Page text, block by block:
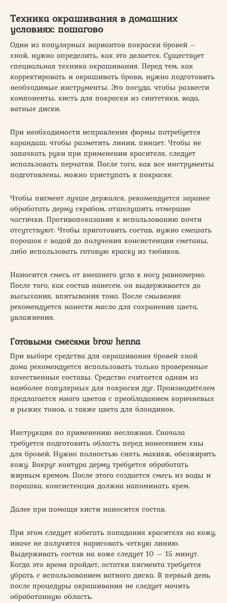
Техника окрашивания в домашних
условиях: пошагово
Один из популярных вариантов покраски бровей –
хной, нужно определить, как это делается. Существует
специальная техника окрашивания. Перед тем, как
корректировать и окрашивать брови, нужно подготовить
необходимые инструменты. Это посуда, чтобы развести
компоненты, кисть для покраски из синтетики, вода,
ватные диски.
При необходимости исправления формы потребуется
карандаш, чтобы разметить линии, пинцет. Чтобы не
запачкать руки при применении красителя, следует
использовать перчатки. После того, как все инструменты
подготовлены, можно приступать к покраске.
Чтобы пигмент лучше держался, рекомендуется заранее
обработать дерму скрабом, отшелушить отмершие
частички. Противопоказания к использованию почти
отсутствуют. Чтобы приготовить состав, нужно смешать
порошок с водой до получения консистенции сметаны,
либо использовать готовую краску из тюбиков.
Наносится смесь от внешнего угла к носу равномерно.
После того, как состав нанесен, он выдерживается до
высыхания, впитывания тона. После смывания
рекомендуется нанести масло для сохранения цвета,
увлажнения.
Готовыми смесями brow henna
При выборе средства для окрашивания бровей хной
дома рекомендуется использовать только проверенные
качественные составы. Средство считается одним из
наиболее популярных для покраски дуг. Производителем
предлагается много цветов с преобладанием коричневых
и рыжих тонов, а также цвета для блондинок.
Инструкция по применению несложная. Сначала
требуется подготовить область перед нанесением хны
для бровей. Нужно полностью снять макияж, обезжирить
кожу. Вокруг контура дерму требуется обработать
жирным кремом. После этого создается смесь из воды и
порошка, консистенция должна напоминать крем.
Далее при помощи кисти наносится состав.
При этом следует избегать попадания красителя на кожу,
иначе не получится нарисовать четкую линию.
Выдерживать состав на коже следует 10 – 15 минут.
Когда это время пройдет, остатки пигмента требуется
убрать с использованием ватного диска. В первый день
после процедуры окрашивания не следует мочить
обработанную область.